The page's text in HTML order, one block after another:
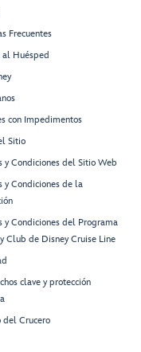
Frecuentes
al Huésped
con Impedimentos
Sitio
y Condiciones del Sitio Web
y Condiciones de la
y Condiciones del Programa
Club de Disney Cruise Line
clave y protección
del Crucero